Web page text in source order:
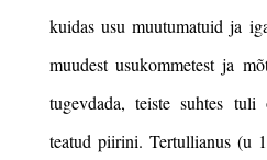
kuidas usu muutumatuid ja
muudest usukommetest ja
tugevdada, teiste suhtes
teatud piirini. Tertullianus (u